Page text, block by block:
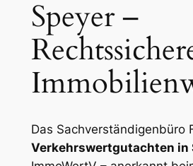
Speyer –
Das Sachverständigenbüro
Verkehrswertgutachten in